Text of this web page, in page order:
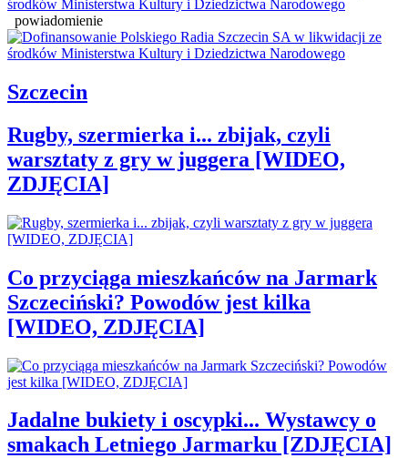
powiadomienie
Szczecin
Rugby, szermierka i... zbijak, czyli
warsztaty z gry w juggera [WIDEO,
ZDJĘCIA]
Co przyciąga mieszkańców na Jarmark
Szczeciński? Powodów jest kilka
[WIDEO, ZDJĘCIA]
Jadalne bukiety i oscypki... Wystawcy o
smakach Letniego Jarmarku [ZDJĘCIA]